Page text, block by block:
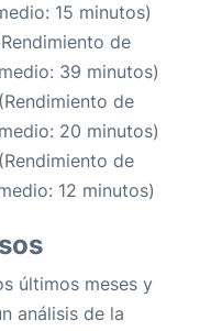
15 minutos)
de
39 minutos)
de
20 minutos)
de
12 minutos)
últimos meses y
análisis de la